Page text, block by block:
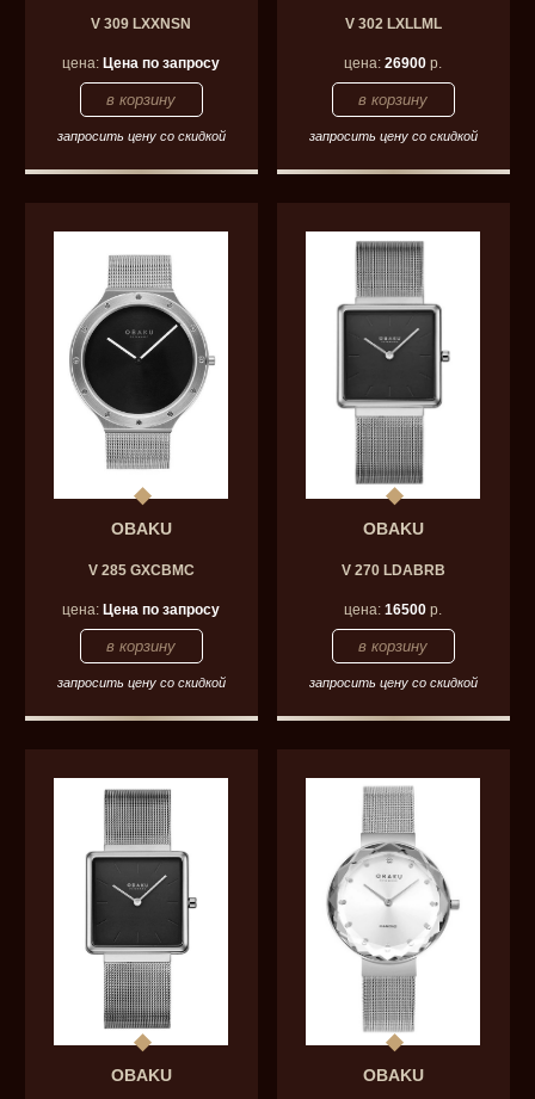
V 309 LXXNSN
цена:Цена по запросу
запросить цену со скидкой
V 302 LXLLML
цена:26900 р.
запросить цену со скидкой
OBAKU
V 285 GXCBMC
цена:Цена по запросу
запросить цену со скидкой
OBAKU
V 270 LDABRB
цена:16500 р.
запросить цену со скидкой
OBAKU OBAKU